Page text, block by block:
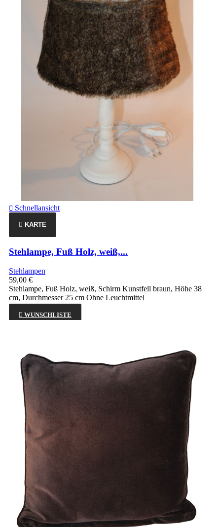
Schnellansicht
 KARTE
Stehlampe, Fuß Holz, weiß,...
Stehlampen
59,00 €
Stehlampe, Fuß Holz, weiß, Schirm Kunstfell braun, Höhe 38
cm, Durchmesser 25 cm Ohne Leuchtmittel
 WUNSCHLISTE